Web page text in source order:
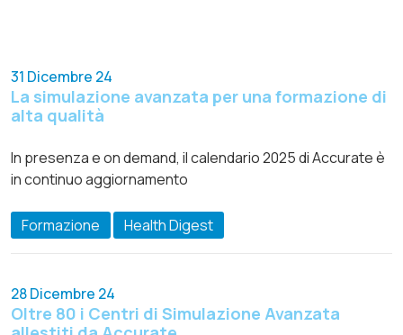
31 Dicembre 24
La simulazione avanzata per una formazione di
alta qualità
In presenza e on demand, il calendario 2025 di Accurate è
in continuo aggiornamento
Formazione Health Digest
28 Dicembre 24
Oltre 80 i Centri di Simulazione Avanzata